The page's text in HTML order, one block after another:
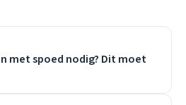
met spoed nodig? Dit moet